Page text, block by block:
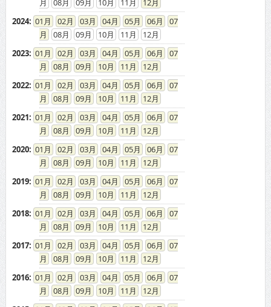
08
09 10 11
12
2022: 01 02 03 04 05 06
07
08
09 10 11
12
2021: 01 02 03 04 05 06
07
08
09 10 11
12
2020: 01 02 03 04 05 06
07
08
09 10 11
12
2019: 01 02 03 04 05 06
07
08
09 10 11
12
2018: 01 02 03 04 05 06
07
08
09 10 11
12
2017: 01 02 03 04 05 06
07
08
09 10 11
12
2016: 01 02 03 04 05 06
07
08
09 10 11
12
2015: 01 02 03 04 05 06
07
08
09 10 11
12
2014: 01 02 03 04 05 06
07
08
09 10 11
12